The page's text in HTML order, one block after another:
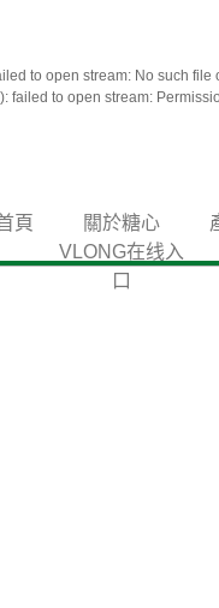
to open stream: No such file
to open stream:
頁
關於糖心
VLONG在线入
口